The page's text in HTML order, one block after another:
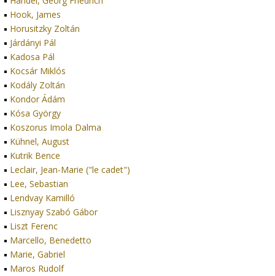
Hook, James
Horusitzky Zoltán
Járdányi Pál
Kadosa Pál
Kocsár Miklós
Kodály Zoltán
Kondor Ádám
Kósa György
Koszorus Imola Dalma
Kühnel, August
Kutrik Bence
Leclair, Jean-Marie ("le cadet")
Lee, Sebastian
Lendvay Kamilló
Lisznyay Szabó Gábor
Liszt Ferenc
Marcello, Benedetto
Marie, Gabriel
Maros Rudolf